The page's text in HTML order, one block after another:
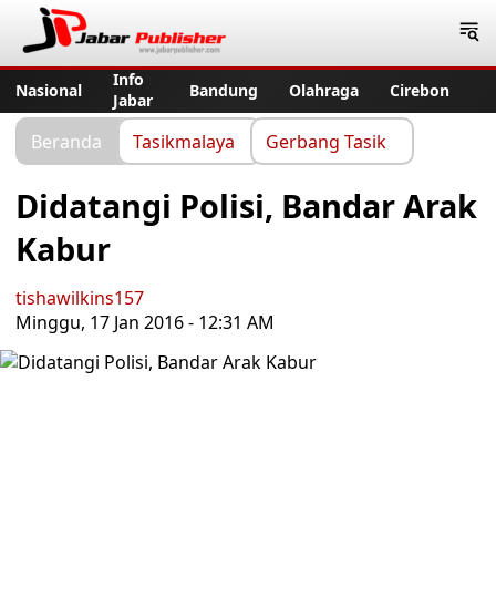
Nasional
Info
Jabar
Bandung Olahraga Cirebon
Beranda Tasikmalaya Gerbang Tasik
Didatangi Polisi, Bandar Arak
Kabur
tishawilkins157
Minggu, 17 Jan 2016 - 12:31 AM